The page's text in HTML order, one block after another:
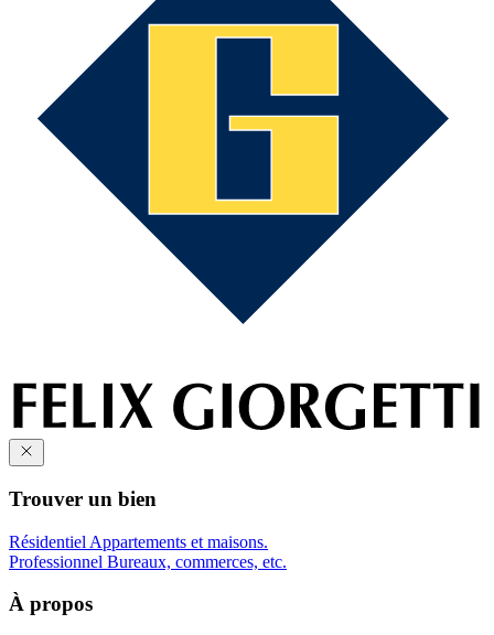
Trouver un bien
Résidentiel Appartements et maisons.
Professionnel Bureaux, commerces, etc.
À propos